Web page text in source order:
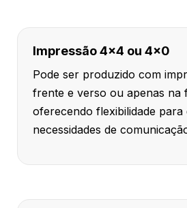
Impressão 4x4 ou 4x0
Pode ser produzido com
frente e verso ou apenas na
oferecendo flexibilidade para
necessidades de